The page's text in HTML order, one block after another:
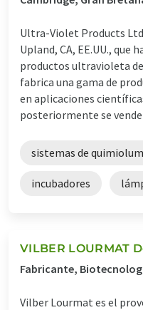
Ultra-Violet Products Ltd
Upland, CA, EE.UU., que
productos ultravioleta
fabrica una gama de
en aplicaciones
posteriormente se
sistemas de
incubadores
VILBER LOURMAT
Fabricante,
Vilber Lourmat es el